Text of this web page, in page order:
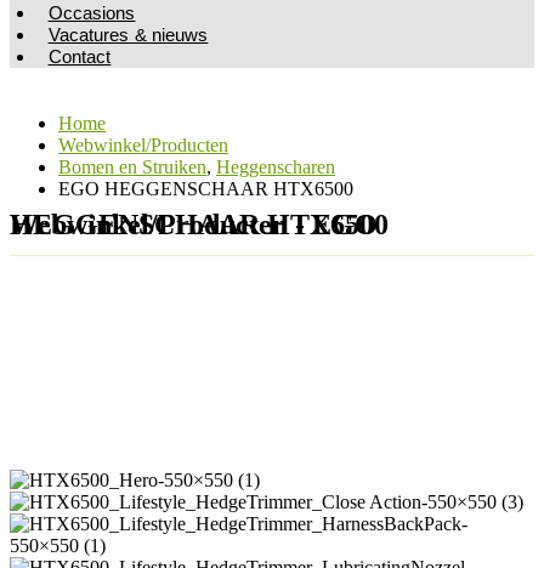
Occasions
Vacatures & nieuws
Contact
Home
Webwinkel/Producten
Bomen en Struiken, Heggenscharen
EGO HEGGENSCHAAR HTX6500
Webwinkel/Producten - EGO HEGGENSCHAAR HTX6500